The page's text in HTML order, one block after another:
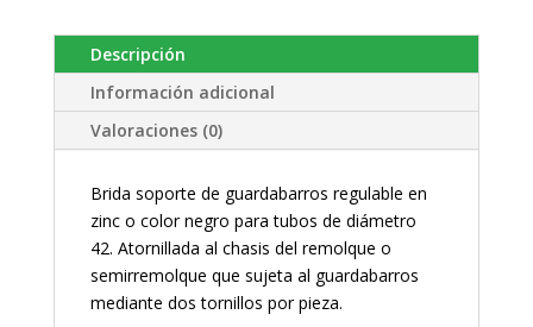
Descripción
Información adicional
Valoraciones (0)
Brida soporte de guardabarros regulable en
zinc o color negro para tubos de diámetro
42. Atornillada al chasis del remolque o
semirremolque que sujeta al guardabarros
mediante dos tornillos por pieza.